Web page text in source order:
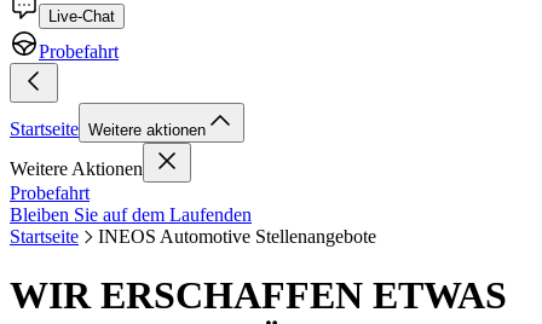
Live-Chat
Probefahrt
Startseite Weitere aktionen
Weitere Aktionen
Probefahrt
Bleiben Sie auf dem Laufenden
Startseite
INEOS Automotive Stellenangebote
WIR ERSCHAFFEN ETWAS